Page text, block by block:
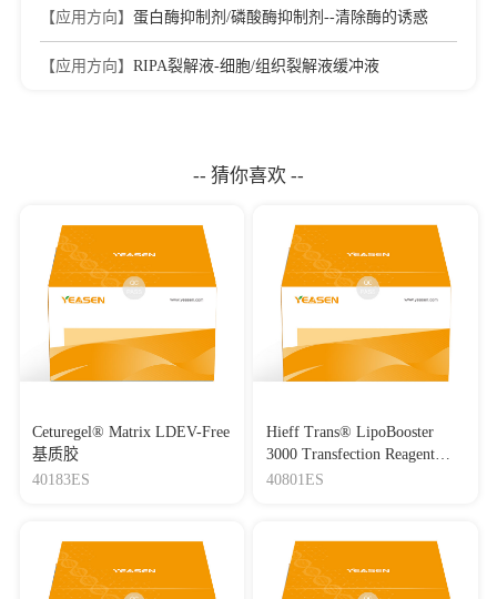
Journal：Acta Pharmaceutica Sinica B | DOI：
10.1016/j.apsb.2022.05.021 | IF：14.9
A short period of early life oxytocin treatment rescues social
hyperactivity in male mice
Journal：MOLECULAR PSYCHIATRY | DOI：
10.1038/s41380-022-01692-7
IF：13.44
[10]
Tumor progress intercept by intervening in Caveolin-1
related intercellular communication via ROS-sensitive c-Myc
targeting therapy
Journal：BIOMATERIALS
DOI：
[11] Urinary exosomes-based Engineered Nanovectors for
Homologously Targeted Chemo-Chemodynamic Prostate
Cancer Therapy via abrogating EGFR/AKT/NF-kB/IkB
10.1016/j.biomaterials.2021.120946
IF：12.48
Glycogen synthase 1 promotes breast cancer progression
【应用方向】 蛋白酶抑制剂/磷酸酶抑制剂--清除酶的诱惑
【应用方向】 RIPA裂解液-细胞/组织裂解液缓冲液
-- 猜你喜欢 --
Ceturegel® Matrix LDEV-Free
基质胶
40183ES
Hieff Trans® LipoBooster
3000 Transfection Reagent
Lipo3000转染试剂
40801ES